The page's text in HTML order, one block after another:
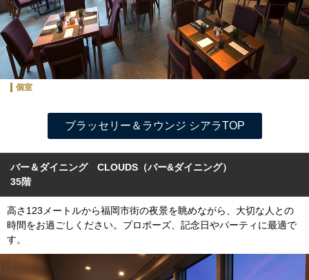
個室
ブラッセリー＆ラウンジ シアラTOP
バー＆ダイニング CLOUDS （バー&ダイニング）
35階
高さ123メートルから福岡市街の夜景を眺めながら、大切な人との
時間をお過ごしください。プロポーズ、記念日やパーティに最適で
す。